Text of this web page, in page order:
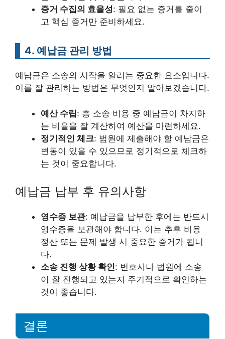
증거 수집의 효율성: 필요 없는 증거를 줄이
고 핵심 증거만 준비하세요.
4. 예납금 관리 방법
예납금은 소송의 시작을 알리는 중요한 요소입니다.
이를 잘 관리하는 방법은 무엇인지 알아보겠습니다.
예산 수립: 총 소송 비용 중 예납금이 차지하
는 비율을 잘 계산하여 예산을 마련하세요.
정기적인 체크: 법원에 제출해야 할 예납금은
변동이 있을 수 있으므로 정기적으로 체크하
는 것이 중요합니다.
예납금 납부 후 유의사항
영수증 보관: 예납금을 납부한 후에는 반드시
영수증을 보관해야 합니다. 이는 추후 비용
정산 또는 문제 발생 시 중요한 증거가 됩니
다.
소송 진행 상황 확인: 변호사나 법원에 소송
이 잘 진행되고 있는지 주기적으로 확인하는
것이 좋습니다.
결론